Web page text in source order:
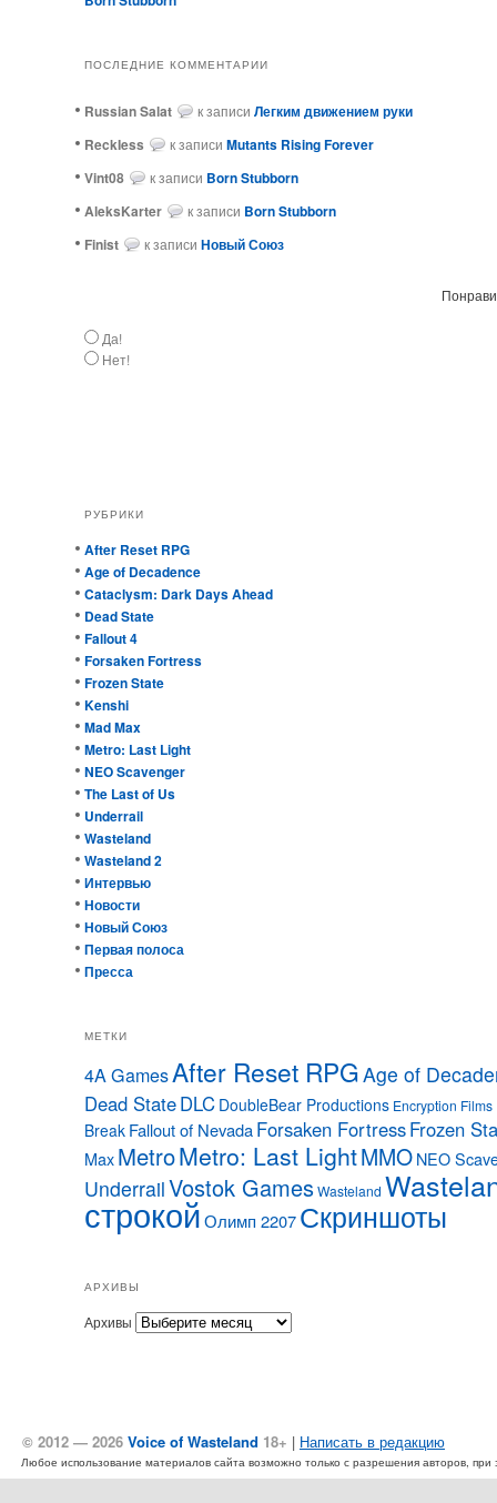
ПОСЛЕДНИЕ КОММЕНТАРИИ
Russian Salat к записи Легким движением руки
ReckIess
к записи Mutants Rising Forever
Vint08
к записи Born Stubborn
AleksKarter
к записи Born Stubborn
Finist
к записи Новый Союз
Да!
Нет!
РУБРИКИ
After Reset RPG
Age of Decadence
Cataclysm: Dark Days Ahead
Dead State
Fallout 4
Forsaken Fortress
Frozen State
Kenshi
Mad Max
Metro: Last Light
NEO Scavenger
The Last of Us
Underrail
Wasteland
Wasteland 2
Интервью
Новости
Новый Союз
Первая полоса
Пресса
МЕТКИ
4A GamesAfter Reset RPGAge of
Dead StateDLC DoubleBear Productions Encryption Films
Break Fallout of NevadaForsaken FortressFrozen
MaxMetroMetro: Last LightMMONEO
UnderrailVostok GamesWasteland
строкойОлимп 2207Скриншоты
АРХИВЫ
Архивы
© 2012 — 2026 Voice of Wasteland 18+ | Написать в редакцию
Любое использование материалов сайта возможно только с разрешения авторов,